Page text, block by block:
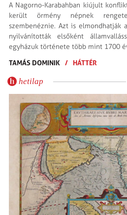
A Nagorno-Karabahban kiújult
került örmény népnek
szembenéznie. Azt is elmondhatják
nyilvánították elsőként
egyházuk története több mint 1700
TAMÁS DOMINIK
/ HÁTTÉR
hetilap